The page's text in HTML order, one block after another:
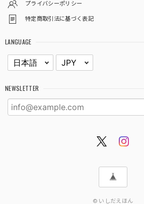
プライバシーポリシー
特定商取引法に基づく表記
LANGUAGE
NEWSLETTER
© いしだえほん